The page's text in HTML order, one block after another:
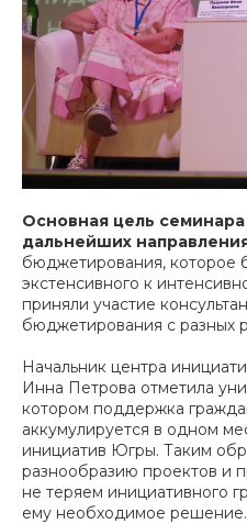
Основная цель семинара
дальнейших
бюджетирования, которое
экстенсивного к
приняли участие
бюджетирования с разных
Начальник центра
Инна Петрова отметила
котором поддержка
аккумулируется в одном
инициатив Югры. Таким
разнообразию проектов и
не теряем инициативного
ему необходимое решение.